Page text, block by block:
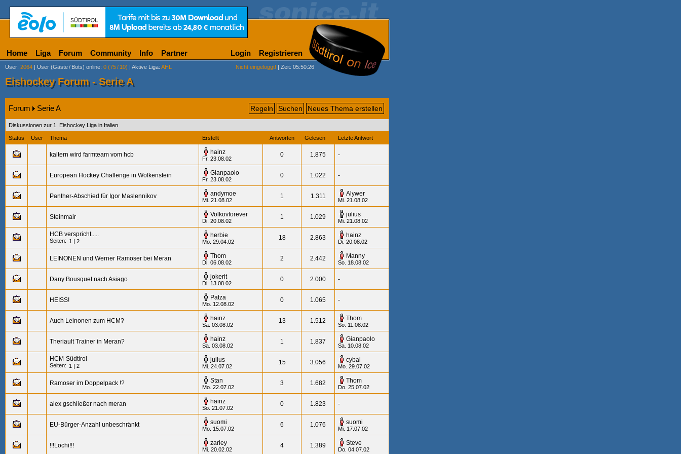
Home Liga Forum Community Info Partner Login Registrieren
User: 2064 | User (Gäste/ Bots) online: 0 (75/ 10) | Aktive Liga: AHL Nicht eingeloggt! | Zeit: 05:50:26
Eishockey Forum - Serie A
Forum Serie A Regeln Suchen Neues Thema erstellen
Diskussionen zur 1. Eishockey Liga in Italien
Status User Thema Erstellt Antworten Gelesen Letzte Antwort
kaltern wird farmteam vom hcb hainz
Fr. 23.08.02
0 1.875 -
European Hockey Challenge in Wolkenstein Gianpaolo
Fr. 23.08.02
0 1.022 -
Panther-Abschied für Igor Maslennikov andymoe
Mi. 21.08.02
1 1.311 Alywer
Mi. 21.08.02
Steinmair Volkovforever
Di. 20.08.02
1 1.029 julius
Mi. 21.08.02
HCB verspricht.....
Seiten: 1 | 2
herbie
Mo. 29.04.02
18 2.863 hainz
Di. 20.08.02
LEINONEN und Werner Ramoser bei Meran Thom
Di. 06.08.02
2 2.442 Manny
So. 18.08.02
Dany Bousquet nach Asiago jokerit
Di. 13.08.02
0 2.000 -
HEISS! Patza
Mo. 12.08.02
0 1.065 -
Auch Leinonen zum HCM? hainz
Sa. 03.08.02
13 1.512 Thom
So. 11.08.02
Theriault Trainer in Meran? hainz
Sa. 03.08.02
1 1.837 Gianpaolo
Sa. 10.08.02
HCM-Südtirol
Seiten: 1 | 2
julius
Mi. 24.07.02
15 3.056 cybal
Mo. 29.07.02
Ramoser im Doppelpack !? Stan
Mo. 22.07.02
3 1.682 Thom
Do. 25.07.02
alex gschließer nach meran hainz
So. 21.07.02
0 1.823 -
EU-Bürger-Anzahl unbeschränkt suomi
Mo. 15.07.02
6 1.076 suomi
Mi. 17.07.02
!!!Lochi!!! zarley
Mi. 20.02.02
4 1.389 Steve
Do. 04.07.02